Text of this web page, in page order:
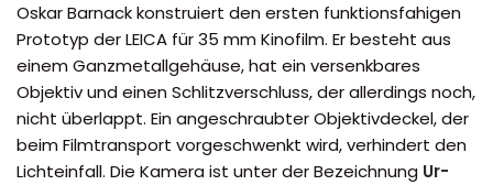
Oskar Barnack konstruiert den ersten funktionsfahigen
Prototyp der LEICA für 35 mm Kinofilm. Er besteht aus
einem Ganzmetallgehäuse, hat ein versenkbares
Objektiv und einen Schlitzverschluss, der allerdings noch,
nicht überlappt. Ein angeschraubter Objektivdeckel, der
beim Filmtransport vorgeschwenkt wird, verhindert den
Lichteinfall. Die Kamera ist unter der Bezeichnung Ur-